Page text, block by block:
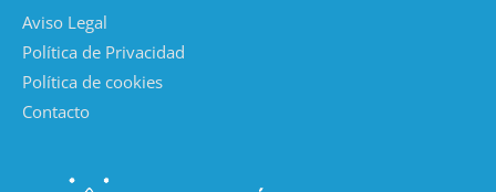
Aviso Legal
Política de Privacidad
Política de cookies
Contacto